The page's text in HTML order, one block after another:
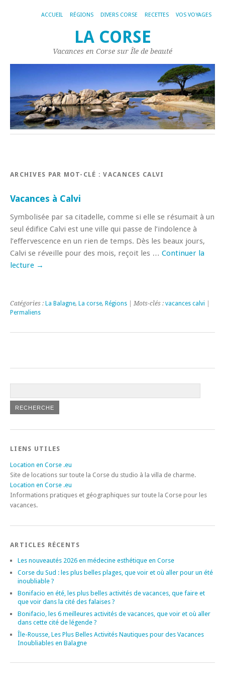
ACCUEIL RÉGIONS DIVERS CORSE RECETTES VOS VOYAGES
LA CORSE
Vacances en Corse sur Île de beauté
ARCHIVES PAR MOT-CLÉ :VACANCES CALVI
Vacances à Calvi
Symbolisée par sa citadelle, comme si elle se résumait à un
seul édifice Calvi est une ville qui passe de l’indolence à
l’effervescence en un rien de temps. Dès les beaux jours,
Calvi se réveille pour des mois, reçoit les … Continuer la
lecture →
Catégories : La Balagne, La corse, Régions | Mots-clés : vacances calvi
Permaliens
LIENS UTILES
Location en Corse .eu
Site de locations sur toute la Corse du studio à la villa de charme.
Location en Corse .eu
Informations pratiques et géographiques sur toute la Corse pour les
vacances.
ARTICLES RÉCENTS
Les nouveautés 2026 en médecine esthétique en Corse
Corse du Sud : les plus belles plages, que voir et où aller pour un été
inoubliable ?
Bonifacio en été, les plus belles activités de vacances, que faire et
que voir dans la cité des falaises ?
Bonifacio, les 6 meilleures activités de vacances, que voir et où aller
dans cette cité de légende ?
Île-Rousse, Les Plus Belles Activités Nautiques pour des Vacances
Inoubliables en Balagne